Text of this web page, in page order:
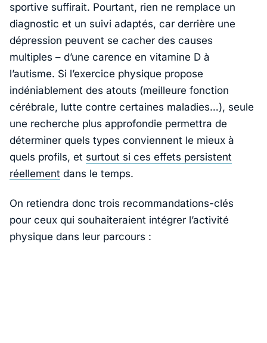
sportive suffirait. Pourtant, rien ne remplace un
diagnostic et un suivi adaptés, car derrière une
dépression peuvent se cacher des causes
multiples – d’une carence en vitamine D à
l’autisme. Si l’exercice physique propose
indéniablement des atouts (meilleure fonction
cérébrale, lutte contre certaines maladies…), seule
une recherche plus approfondie permettra de
déterminer quels types conviennent le mieux à
quels profils, et surtout si ces effets persistent
réellement dans le temps.
On retiendra donc trois recommandations-clés
pour ceux qui souhaiteraient intégrer l’activité
physique dans leur parcours :